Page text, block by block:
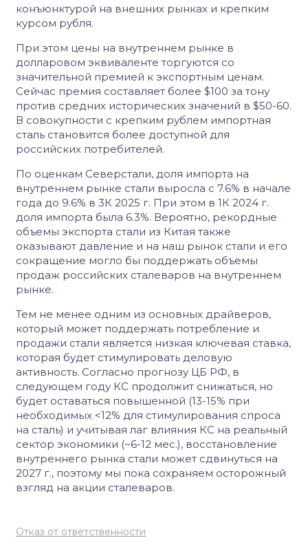
конъюнктурой на внешних рынках и крепким
курсом рубля.
При этом цены на внутреннем рынке в
долларовом эквиваленте торгуются со
значительной премией к экспортным ценам.
Сейчас премия составляет более $100 за тону
против средних исторических значений в $50-60.
В совокупности с крепким рублем импортная
сталь становится более доступной для
российских потребителей.
По оценкам Северстали, доля импорта на
внутреннем рынке стали выросла с 7.6% в начале
года до 9.6% в 3К 2025 г. При этом в 1К 2024 г.
доля импорта была 6.3%. Вероятно, рекордные
объемы экспорта стали из Китая также
оказывают давление и на наш рынок стали и его
сокращение могло бы поддержать объемы
продаж российских сталеваров на внутреннем
рынке.
Тем не менее одним из основных драйверов,
который может поддержать потребление и
продажи стали является низкая ключевая ставка,
которая будет стимулировать деловую
активность. Согласно прогнозу ЦБ РФ, в
следующем году КС продолжит снижаться, но
будет оставаться повышенной (13-15% при
необходимых <12% для стимулирования спроса
на сталь) и учитывая лаг влияния КС на реальный
сектор экономики (~6-12 мес.), восстановление
внутреннего рынка стали может сдвинуться на
2027 г., поэтому мы пока сохраняем осторожный
взгляд на акции сталеваров.
Отказ от ответственности